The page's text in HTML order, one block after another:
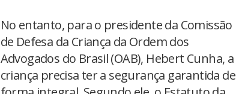
No entanto, para o presidente da Comissão
de Defesa da Criança da Ordem dos
Advogados do Brasil (OAB), Hebert Cunha, a
criança precisa ter a segurança garantida de